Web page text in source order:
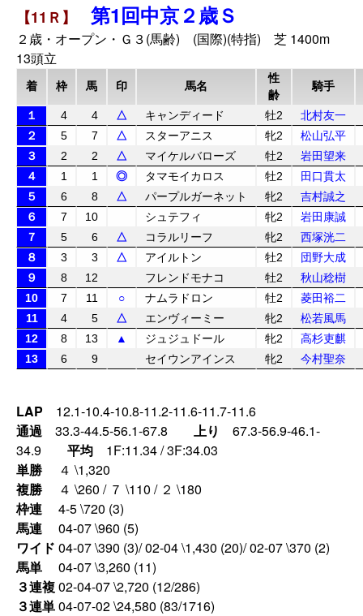
【11Ｒ】 第1回中京２歳Ｓ
２歳・オープン・Ｇ３(馬齢) (国際)(特指) 芝 1400m
13頭立
着 枠 馬 印 馬名
性
齢
騎手
１ 4 4 △ キャンディード 牡2
北村友一
２
5 7 △ スターアニス 牝2
松山弘平
３
2 2 △ マイケルバローズ 牡2
岩田望来
４
1 1 ◎ タマモイカロス 牡2
田口貫太
５
6 8 △ パープルガーネット 牝2
吉村誠之
６
7 10 シュテフィ 牝2
岩田康誠
７
5 6 △ コラルリーフ 牝2
西塚洸二
８
3 3 △ アイルトン 牡2
団野大成
９
8 12 フレンドモナコ 牡2
秋山稔樹
10
7 11 ○ ナムラドロン 牡2
菱田裕二
11
4 5 △ エンヴィーミー 牝2
松若風馬
12
8 13 ▲ ジュジュドール 牝2
高杉吏麒
13
6 9 セイウンアインス 牝2 今村聖奈
LAP 12.1-10.4-10.8-11.2-11.6-11.7-11.6
通過 33.3-44.5-56.1-67.8 上り 67.3-56.9-46.1-
34.9 平均 1F:11.34 / 3F:34.03
単勝
４ \1,320
複勝
４ \260 / ７ \110 / ２ \180
枠連
4-5 \720 (3)
馬連
04-07 \960 (5)
ワイド 04-07 \390 (3)/ 02-04 \1,430 (20)/ 02-07 \370 (2)
馬単
04-07 \3,260 (11)
３連複02-04-07 \2,720 (12/286)
３連単04-07-02 \24,580 (83/1716)